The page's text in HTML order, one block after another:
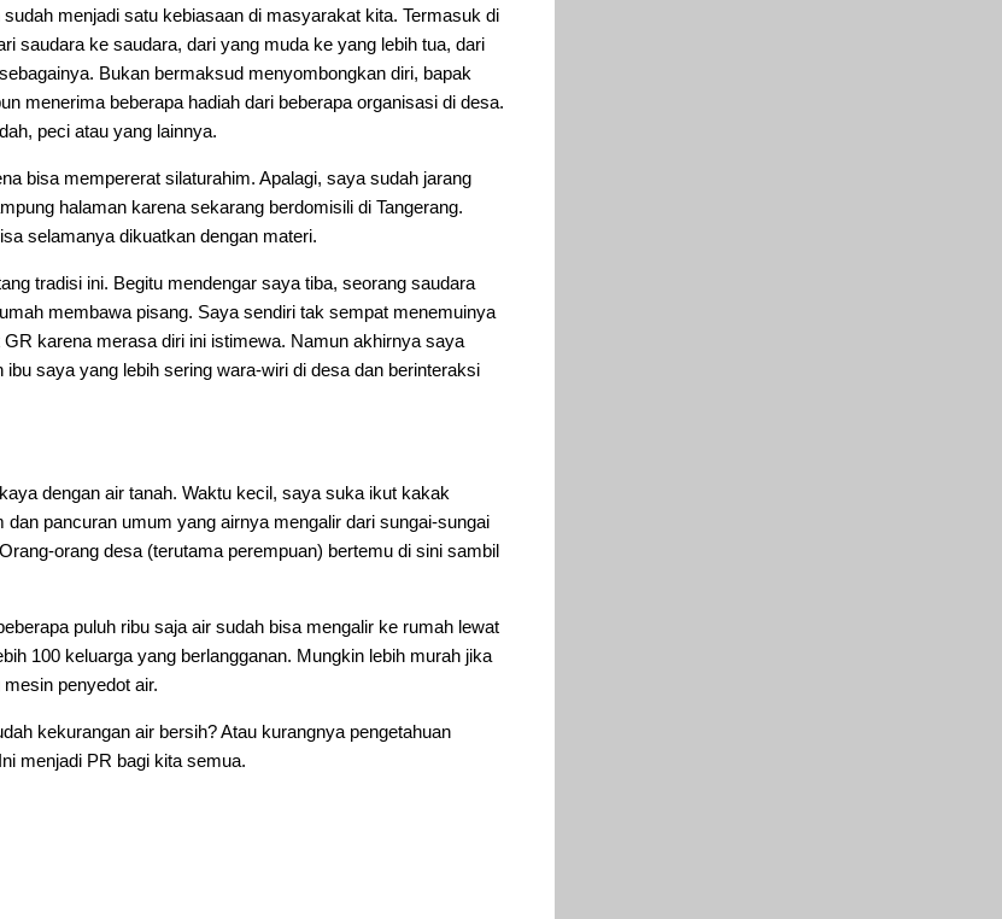
menjadi satu kebiasaan di masyarakat kita. Termasuk di
saudara ke saudara, dari yang muda ke yang lebih tua, dari
Bukan bermaksud menyombongkan diri, bapak
menerima beberapa hadiah dari beberapa organisasi di desa.
peci atau yang lainnya.
bisa mempererat silaturahim. Apalagi, saya sudah jarang
halaman karena sekarang berdomisili di Tangerang.
selamanya dikuatkan dengan materi.
tradisi ini. Begitu mendengar saya tiba, seorang saudara
membawa pisang. Saya sendiri tak sempat menemuinya
karena merasa diri ini istimewa. Namun akhirnya saya
saya yang lebih sering wara-wiri di desa dan berinteraksi
dengan air tanah. Waktu kecil, saya suka ikut kakak
pancuran umum yang airnya mengalir dari sungai-sungai
orang desa (terutama perempuan) bertemu di sini sambil
puluh ribu saja air sudah bisa mengalir ke rumah lewat
100 keluarga yang berlangganan. Mungkin lebih murah jika
penyedot air.
kekurangan air bersih? Atau kurangnya pengetahuan
menjadi PR bagi kita semua.